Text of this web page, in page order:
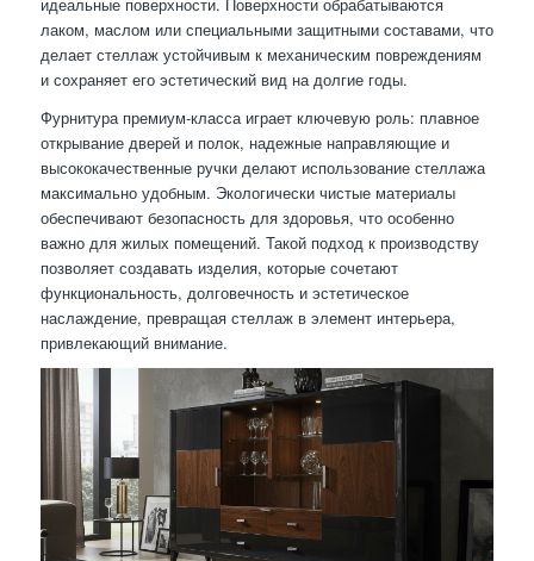
лаком, маслом или специальными защитными составами, что
делает стеллаж устойчивым к механическим повреждениям
и сохраняет его эстетический вид на долгие годы.
Фурнитура премиум-класса играет ключевую роль: плавное
открывание дверей и полок, надежные направляющие и
высококачественные ручки делают использование стеллажа
максимально удобным. Экологически чистые материалы
обеспечивают безопасность для здоровья, что особенно
важно для жилых помещений. Такой подход к производству
позволяет создавать изделия, которые сочетают
функциональность, долговечность и эстетическое
наслаждение, превращая стеллаж в элемент интерьера,
привлекающий внимание.